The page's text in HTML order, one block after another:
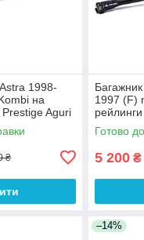
1998-
на
Aguri
₴
1997 (F)
Готово
5 200 ₴
–14%